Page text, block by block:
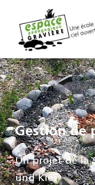
Gestion de
Un projet de la
und Kies